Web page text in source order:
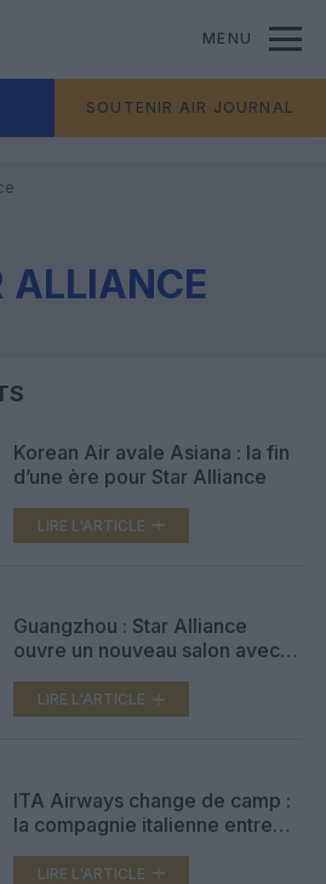
MENU
SOUTENIR AIR JOURNAL
ALLIANCE
Korean Air avale Asiana : la fin
d’une ère pour Star Alliance
LIRE L'ARTICLE
Guangzhou : Star Alliance
ouvre un nouveau salon avec
LIRE L'ARTICLE
ITA Airways change de camp :
la compagnie italienne entre
LIRE L'ARTICLE